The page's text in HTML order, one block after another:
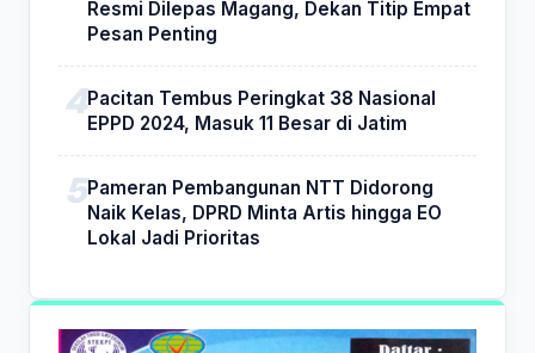
Resmi Dilepas Magang, Dekan Titip Empat
Pesan Penting
Pacitan Tembus Peringkat 38 Nasional
EPPD 2024, Masuk 11 Besar di Jatim
Pameran Pembangunan NTT Didorong
Naik Kelas, DPRD Minta Artis hingga EO
Lokal Jadi Prioritas